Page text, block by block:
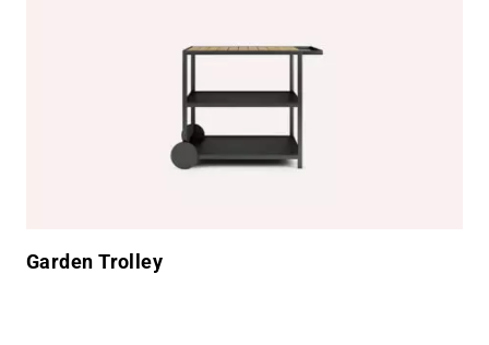
Garden Trolley